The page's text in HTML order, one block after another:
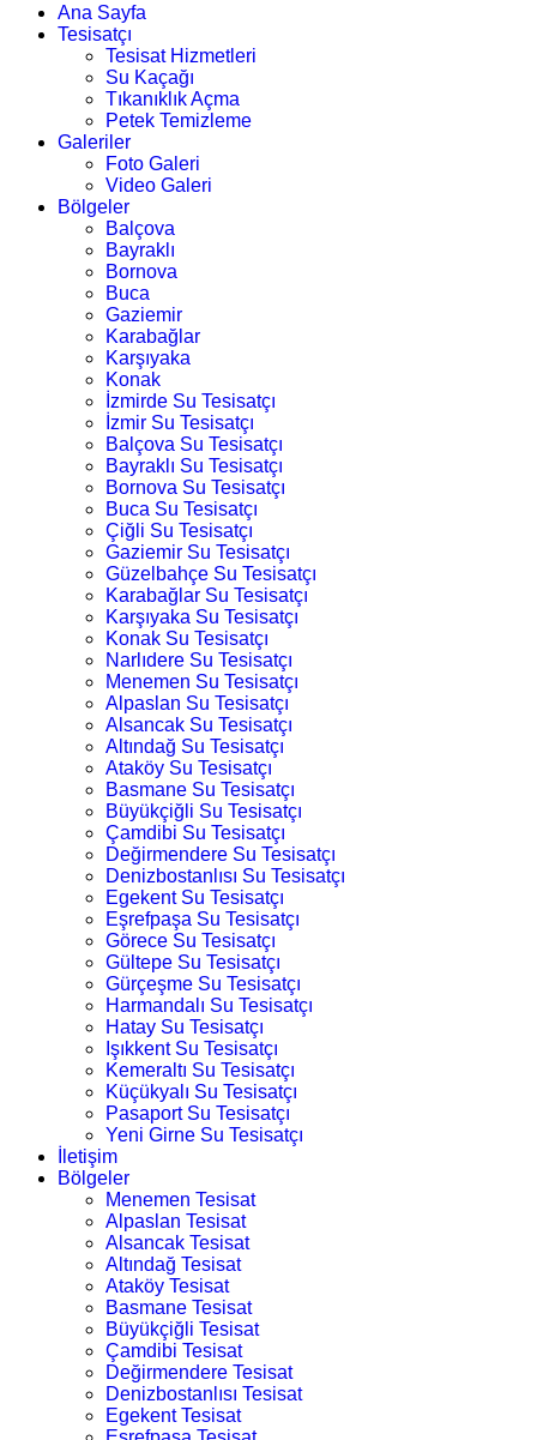
Ana Sayfa
Tesisatçı
Tesisat Hizmetleri
Su Kaçağı
Tıkanıklık Açma
Petek Temizleme
Galeriler
Foto Galeri
Video Galeri
Bölgeler
Balçova
Bayraklı
Bornova
Buca
Gaziemir
Karabağlar
Karşıyaka
Konak
İzmirde Su Tesisatçı
İzmir Su Tesisatçı
Balçova Su Tesisatçı
Bayraklı Su Tesisatçı
Bornova Su Tesisatçı
Buca Su Tesisatçı
Çiğli Su Tesisatçı
Gaziemir Su Tesisatçı
Güzelbahçe Su Tesisatçı
Karabağlar Su Tesisatçı
Karşıyaka Su Tesisatçı
Konak Su Tesisatçı
Narlıdere Su Tesisatçı
Menemen Su Tesisatçı
Alpaslan Su Tesisatçı
Alsancak Su Tesisatçı
Altındağ Su Tesisatçı
Ataköy Su Tesisatçı
Basmane Su Tesisatçı
Büyükçiğli Su Tesisatçı
Çamdibi Su Tesisatçı
Değirmendere Su Tesisatçı
Denizbostanlısı Su Tesisatçı
Egekent Su Tesisatçı
Eşrefpaşa Su Tesisatçı
Görece Su Tesisatçı
Gültepe Su Tesisatçı
Gürçeşme Su Tesisatçı
Harmandalı Su Tesisatçı
Hatay Su Tesisatçı
Işıkkent Su Tesisatçı
Kemeraltı Su Tesisatçı
Küçükyalı Su Tesisatçı
Pasaport Su Tesisatçı
Yeni Girne Su Tesisatçı
İletişim
Bölgeler
Menemen Tesisat
Alpaslan Tesisat
Alsancak Tesisat
Altındağ Tesisat
Ataköy Tesisat
Basmane Tesisat
Büyükçiğli Tesisat
Çamdibi Tesisat
Değirmendere Tesisat
Denizbostanlısı Tesisat
Egekent Tesisat